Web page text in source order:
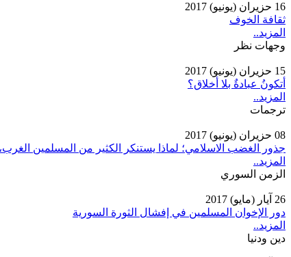
16 حزيران (يونيو) 2017
ثقافة الخوف
المزيد..
وجهات نظر
15 حزيران (يونيو) 2017
أتكونُ عبادةٌ بلا أخلاق؟
المزيد..
ترجمات
08 حزيران (يونيو) 2017
جذور الغضب الاسلامي؛ لماذا يستنكر الكثير من المسلمين
المزيد..
الزمن السوري
26 آيار (مايو) 2017
دور الإخوان المسلمين في إفشال الثورة السورية
المزيد..
دين ودنيا